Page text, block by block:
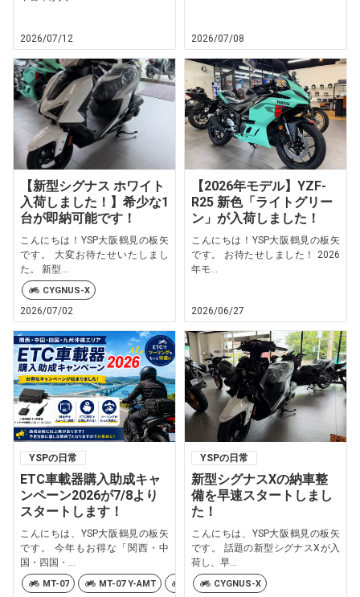
2026/07/12 2026/07/08
【新型シグナス ホワイト
入荷しました！】希少な1
台が即納可能です！
こんにちは！YSP大阪鶴見の板矢
です。 大変お待たせいたしまし
た。 新型...
CYGNUS-X
2026/07/02
【2026年モデル】YZF-
R25 新色「ライトグリー
ン」が入荷しました！
こんにちは！YSP大阪鶴見の板矢
です。 お待たせしました！ 2026
年モ...
2026/06/27
YSPの日常
ETC車載器購入助成キャ
ンペーン2026が7/8より
スタートします！
こんにちは、YSP大阪鶴見の板矢
です。 今年もお得な「関西・中
国・四国・...
MT-07 MT-07 Y-AMT MT-09 MT-09 Y-AMT
YSPの日常
新型シグナスXの納車整
備を早速スタートしまし
た！
こんにちは、YSP大阪鶴見の板矢
です。 話題の新型シグナスXが入
荷し、早...
CYGNUS-X